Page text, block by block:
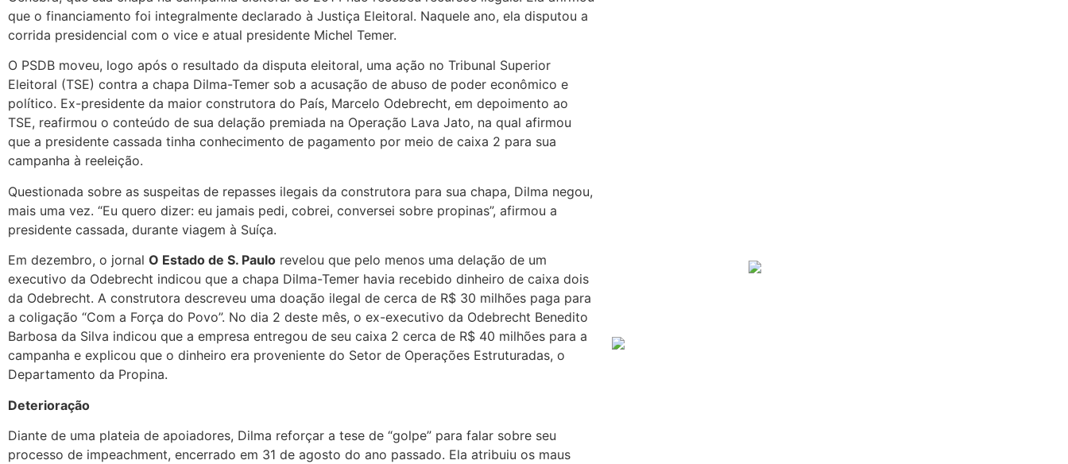
que o financiamento foi integralmente declarado à Justiça Eleitoral. Naquele ano, ela disputou a
corrida presidencial com o vice e atual presidente Michel Temer.
O PSDB moveu, logo após o resultado da disputa eleitoral, uma ação no Tribunal Superior
Eleitoral (TSE) contra a chapa Dilma-Temer sob a acusação de abuso de poder econômico e
político. Ex-presidente da maior construtora do País, Marcelo Odebrecht, em depoimento ao
TSE, reafirmou o conteúdo de sua delação premiada na Operação Lava Jato, na qual afirmou
que a presidente cassada tinha conhecimento de pagamento por meio de caixa 2 para sua
campanha à reeleição.
Questionada sobre as suspeitas de repasses ilegais da construtora para sua chapa, Dilma negou,
mais uma vez. “Eu quero dizer: eu jamais pedi, cobrei, conversei sobre propinas”, afirmou a
presidente cassada, durante viagem à Suíça.
Em dezembro, o jornal O Estado de S. Paulo revelou que pelo menos uma delação de um
executivo da Odebrecht indicou que a chapa Dilma-Temer havia recebido dinheiro de caixa dois
da Odebrecht. A construtora descreveu uma doação ilegal de cerca de R$ 30 milhões paga para
a coligação “Com a Força do Povo”. No dia 2 deste mês, o ex-executivo da Odebrecht Benedito
Barbosa da Silva indicou que a empresa entregou de seu caixa 2 cerca de R$ 40 milhões para a
campanha e explicou que o dinheiro era proveniente do Setor de Operações Estruturadas, o
Departamento da Propina.
Deterioração
Diante de uma plateia de apoiadores, Dilma reforçar a tese de “golpe” para falar sobre seu
processo de impeachment, encerrado em 31 de agosto do ano passado. Ela atribuiu os maus